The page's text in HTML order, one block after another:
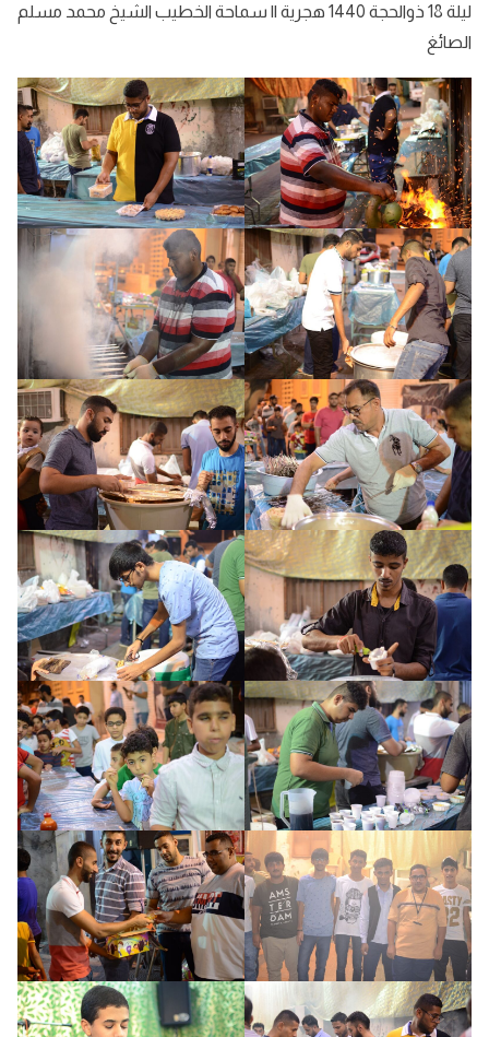
ليلة 18 ذوالحجة 1440 هجرية || سماحة الخطيب الشيخ محمد مسلم
الصائغ